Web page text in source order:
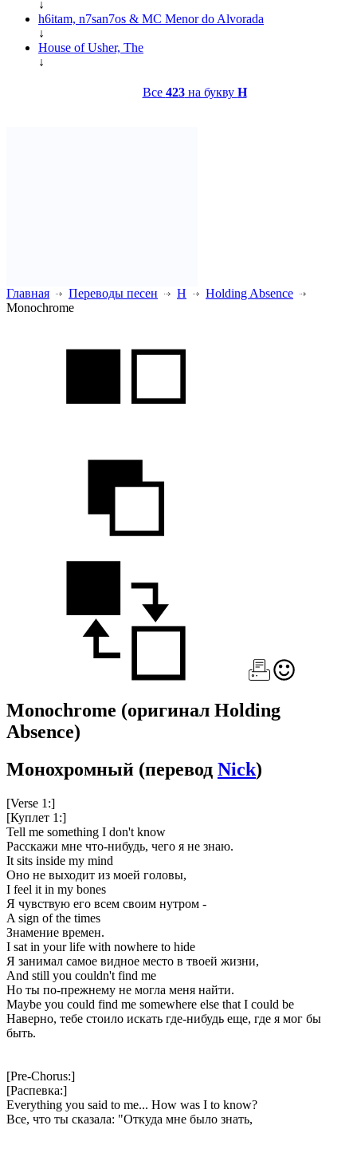
↓
h6itam, n7san7os & MC Menor do Alvorada
↓
House of Usher, The
↓
Все 423на букву H
Главная Переводы песен H
Holding Absence
Monochrome
Monochrome (оригинал Holding
Absence)
Монохромный (перевод Nick)
[Verse 1:]
[Куплет 1:]
Tell me something I don't know
Расскажи мне что-нибудь, чего я не знаю.
It sits inside my mind
Оно не выходит из моей головы,
I feel it in my bones
Я чувствую его всем своим нутром -
A sign of the times
Знамение времен.
I sat in your life with nowhere to hide
Я занимал самое видное место в твоей жизни,
And still you couldn't find me
Но ты по-прежнему не могла меня найти.
Maybe you could find me somewhere else that I could be
Наверно, тебе стоило искать где-нибудь еще, где я мог бы
быть.
[Pre-Chorus:]
[Распевка:]
Everything you said to me... How was I to know?
Все, что ты сказала: "Откуда мне было знать,